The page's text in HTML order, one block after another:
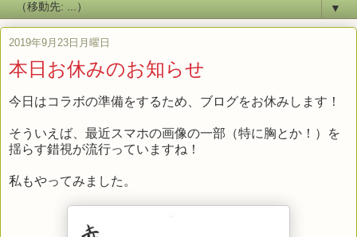
▼
2019年9月23日月曜日
本日お休みのお知らせ
今日はコラボの準備をするため、ブログをお休みします！
そういえば、最近スマホの画像の一部（特に胸とか！）を
揺らす錯視が流行っていますね！
私もやってみました。